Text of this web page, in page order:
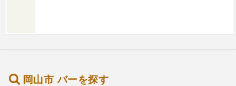
岡山市 バーを探す